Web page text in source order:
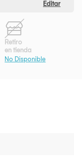
Editar
Retiro
en tienda
No Disponible